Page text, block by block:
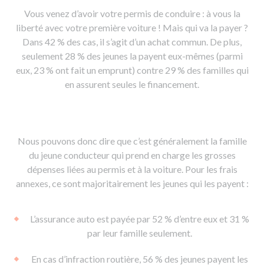
Vous venez d’avoir votre permis de conduire : à vous la
liberté avec votre première voiture ! Mais qui va la payer ?
Dans 42 % des cas, il s’agit d’un achat commun. De plus,
seulement 28 % des jeunes la payent eux-mêmes (parmi
eux, 23 % ont fait un emprunt) contre 29 % des familles qui
en assurent seules le financement.
Nous pouvons donc dire que c’est généralement la famille
du jeune conducteur qui prend en charge les grosses
dépenses liées au permis et à la voiture. Pour les frais
annexes, ce sont majoritairement les jeunes qui les payent :
L’assurance auto est payée par 52 % d’entre eux et 31 %
par leur famille seulement.
En cas d’infraction routière, 56 % des jeunes payent les